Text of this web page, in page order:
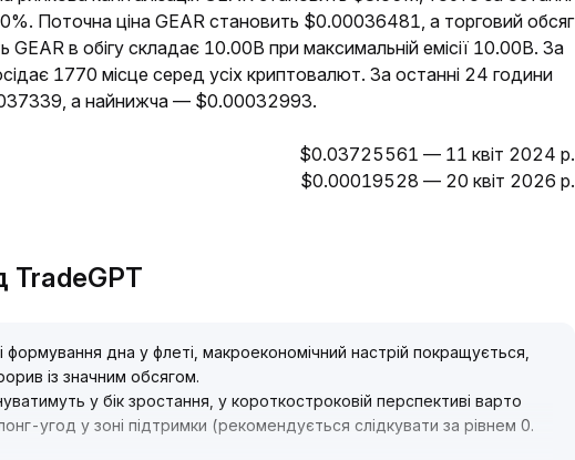
Поточна ціна GEAR становить $0.00036481, а торговий обсяг
в обігу складає 10.00B при максимальній емісії 10.00B. За
1770 місце серед усіх криптовалют. За останні 24 години
а найнижча — $0.00032993.
$0.03725561 — 11 квіт 2024 р.
$0.00019528 — 20 квіт 2026 р.
TradeGPT
формування дна у флеті, макроекономічний настрій покращується,
із значним обсягом.
у бік зростання, у короткостроковій перспективі варто
угод у зоні підтримки (рекомендується слідкувати за рівнем 0.